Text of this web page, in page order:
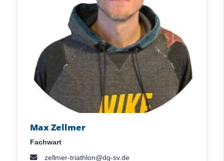
Max Zellmer
Fachwart
zellmer-triathlon@dg-sv.de